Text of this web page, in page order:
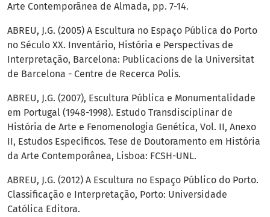
Arte Contemporânea de Almada, pp. 7-14.
ABREU, J.G. (2005) A Escultura no Espaço Pública do Porto
no Século XX. Inventário, História e Perspectivas de
Interpretação, Barcelona: Publicacions de la Universitat
de Barcelona - Centre de Recerca Polis.
ABREU, J.G. (2007), Escultura Pública e Monumentalidade
em Portugal (1948-1998). Estudo Transdisciplinar de
História de Arte e Fenomenologia Genética, Vol. II, Anexo
II, Estudos Específicos. Tese de Doutoramento em História
da Arte Contemporânea, Lisboa: FCSH-UNL.
ABREU, J.G. (2012) A Escultura no Espaço Público do Porto.
Classificação e Interpretação, Porto: Universidade
Católica Editora.